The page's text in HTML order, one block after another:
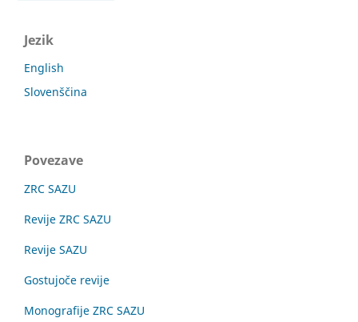
Jezik
English
Slovenščina
Povezave
ZRC SAZU
Revije ZRC SAZU
Revije SAZU
Gostujoče revije
Monografije ZRC SAZU